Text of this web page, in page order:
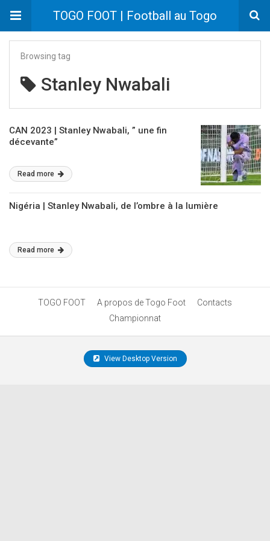
TOGO FOOT | Football au Togo
Browsing tag
Stanley Nwabali
CAN 2023 | Stanley Nwabali, ” une fin
décevante”
Read more
Nigéria | Stanley Nwabali, de l’ombre à la lumière
Read more
TOGO FOOT A propos de Togo Foot
Contacts
Championnat
View Desktop Version